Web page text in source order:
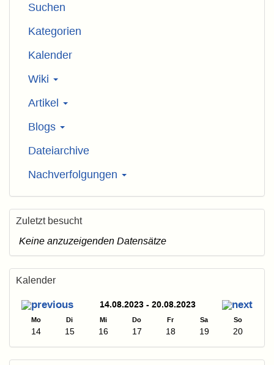
Suchen
Kategorien
Kalender
Wiki
Artikel
Blogs
Dateiarchive
Nachverfolgungen
Zuletzt besucht
Keine anzuzeigenden Datensätze
Kalender
14.08.2023 - 20.08.2023
Mo Di Mi Do Fr Sa So
14 15 16 17 18 19 20